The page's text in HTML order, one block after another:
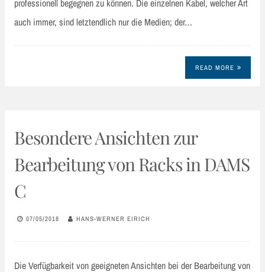
professionell begegnen zu können. Die einzelnen Kabel, welcher Art
auch immer, sind letztendlich nur die Medien; der…
READ MORE
Besondere Ansichten zur
Bearbeitung von Racks in DAMS
C
07/05/2018 HANS-WERNER EIRICH
Die Verfügbarkeit von geeigneten Ansichten bei der Bearbeitung von